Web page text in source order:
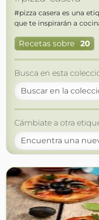
#pizza casera es una
que te inspirarán a
Recetas sobre 20
Busca en esta
Cámbiate a otra